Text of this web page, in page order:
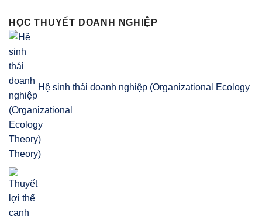
HỌC THUYẾT DOANH NGHIỆP
Hệ sinh thái doanh nghiệp (Organizational Ecology
Theory)